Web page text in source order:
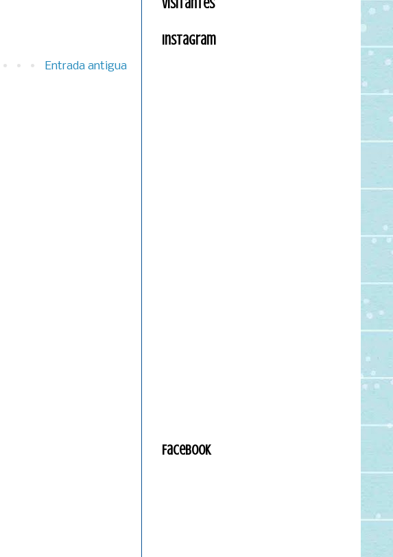
Entrada antigua
Visitantes
Instagram
Facebook